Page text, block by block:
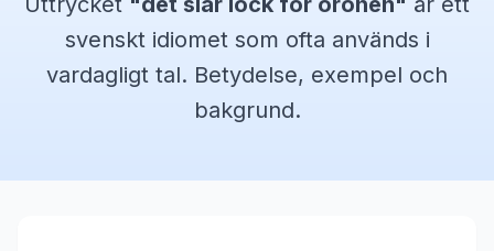
svenskt idiomet som ofta används i
vardagligt tal. Betydelse, exempel och
bakgrund.